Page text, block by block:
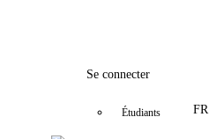
Se connecter
Étudiants FR